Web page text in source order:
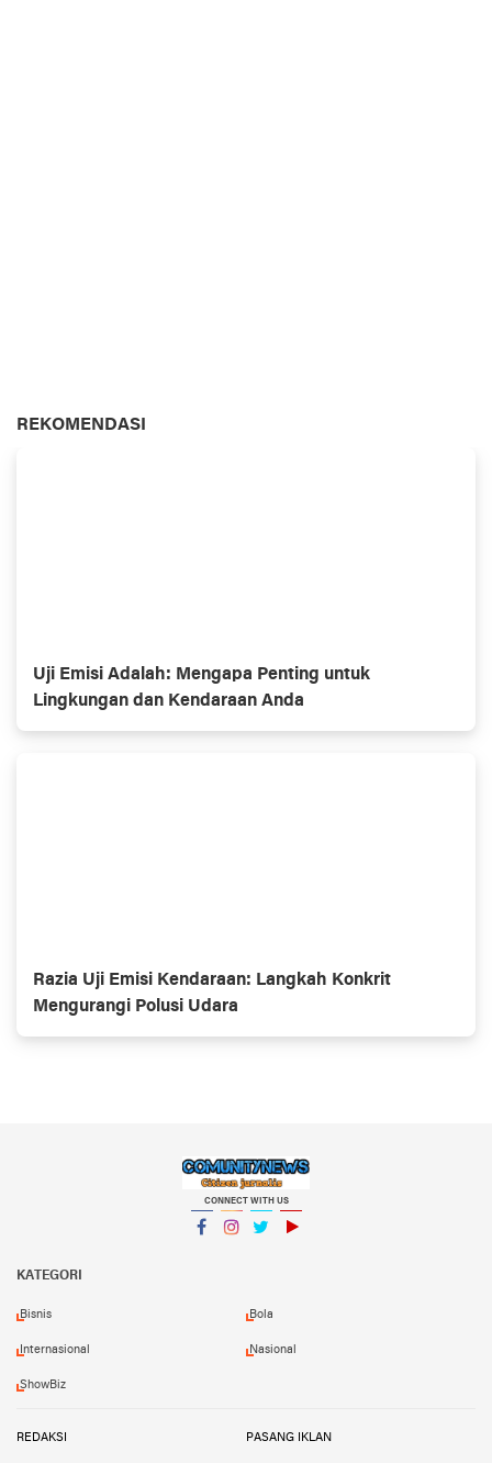
REKOMENDASI
Uji Emisi Adalah: Mengapa Penting untuk
Lingkungan dan Kendaraan Anda
Razia Uji Emisi Kendaraan: Langkah Konkrit
Mengurangi Polusi Udara
CONNECT WITH US
KATEGORI
Bisnis Bola
Internasional Nasional
ShowBiz
REDAKSI PASANG IKLAN